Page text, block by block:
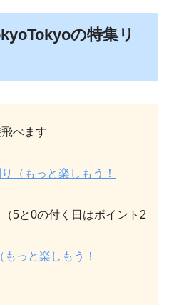
の特集リ
べます
（もっと楽しもう！
5と0の付く日はポイント2
（もっと楽しもう！